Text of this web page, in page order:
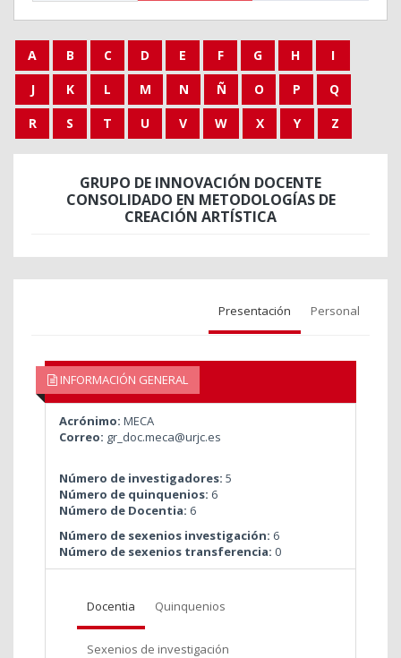
A B C D E F G H
I
J
K L M N Ñ O P
Q
R
S T U V W X Y Z
GRUPO DE INNOVACIÓN DOCENTE
CONSOLIDADO EN METODOLOGÍAS DE
CREACIÓN ARTÍSTICA
Presentación Personal
INFORMACIÓN GENERAL
Acrónimo: MECA
Correo: gr_doc.meca@urjc.es
Número de investigadores: 5
Número de quinquenios: 6
Número de Docentia: 6
Número de sexenios investigación: 6
Número de sexenios transferencia: 0
Docentia Quinquenios
Sexenios de investigación